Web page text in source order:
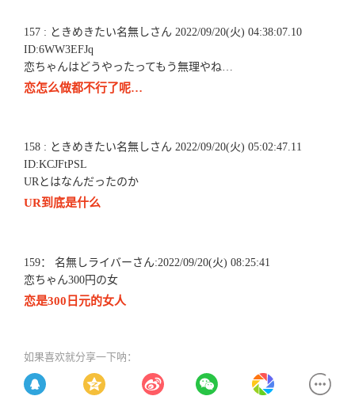
157 : ときめきたい名無しさん 2022/09/20(火) 04:38:07.10
ID:6WW3EFJq
恋ちゃんはどうやったってもう無理やね…
恋怎么做都不行了呢…
158 : ときめきたい名無しさん 2022/09/20(火) 05:02:47.11
ID:KCJFtPSL
URとはなんだったのか
UR到底是什么
159： 名無しライバーさん:2022/09/20(火) 08:25:41
恋ちゃん300円の女
恋是300日元的女人
如果喜欢就分享一下呐：